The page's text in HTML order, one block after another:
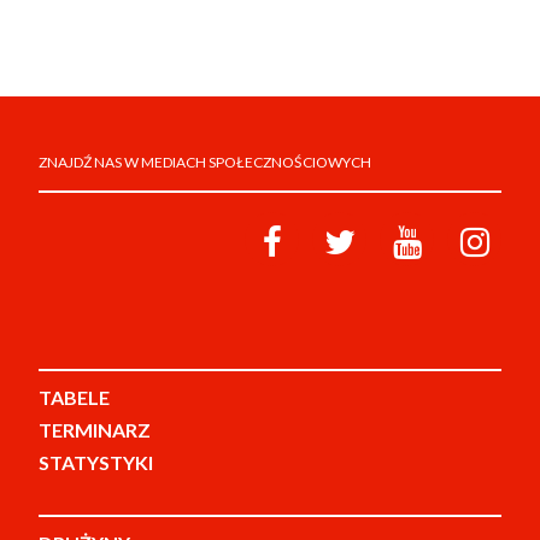
ZNAJDŹ NAS W MEDIACH SPOŁECZNOŚCIOWYCH
TABELE
TERMINARZ
STATYSTYKI